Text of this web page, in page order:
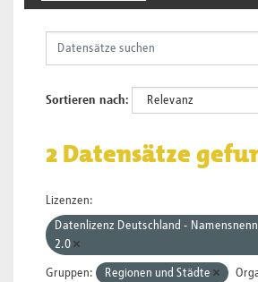
Sortieren nach
2 Datensätze
Lizenzen:
Datenlizenz Deutschland -
2.0
Gruppen: Regionen und Städte